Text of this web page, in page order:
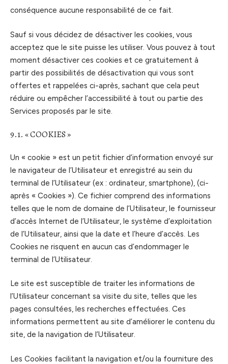
conséquence aucune responsabilité de ce fait.
Sauf si vous décidez de désactiver les cookies, vous
acceptez que le site puisse les utiliser. Vous pouvez à tout
moment désactiver ces cookies et ce gratuitement à
partir des possibilités de désactivation qui vous sont
offertes et rappelées ci-après, sachant que cela peut
réduire ou empêcher l’accessibilité à tout ou partie des
Services proposés par le site.
9.1. « COOKIES »
Un « cookie » est un petit fichier d’information envoyé sur
le navigateur de l’Utilisateur et enregistré au sein du
terminal de l’Utilisateur (ex : ordinateur, smartphone), (ci-
après « Cookies »). Ce fichier comprend des informations
telles que le nom de domaine de l’Utilisateur, le fournisseur
d’accès Internet de l’Utilisateur, le système d’exploitation
de l’Utilisateur, ainsi que la date et l’heure d’accès. Les
Cookies ne risquent en aucun cas d’endommager le
terminal de l’Utilisateur.
Le site est susceptible de traiter les informations de
l’Utilisateur concernant sa visite du site, telles que les
pages consultées, les recherches effectuées. Ces
informations permettent au site d’améliorer le contenu du
site, de la navigation de l’Utilisateur.
Les Cookies facilitant la navigation et/ou la fourniture des